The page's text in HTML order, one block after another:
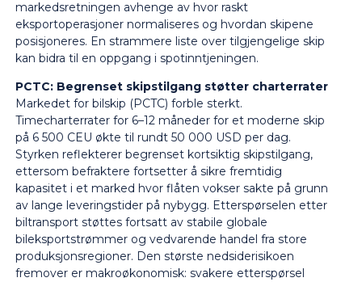
markedsretningen avhenge av hvor raskt
eksportoperasjoner normaliseres og hvordan skipene
posisjoneres. En strammere liste over tilgjengelige skip
kan bidra til en oppgang i spotinntjeningen.
PCTC: Begrenset skipstilgang støtter charterrater
Markedet for bilskip (PCTC) forble sterkt.
Timecharterrater for 6–12 måneder for et moderne skip
på 6 500 CEU økte til rundt 50 000 USD per dag.
Styrken reflekterer begrenset kortsiktig skipstilgang,
ettersom befraktere fortsetter å sikre fremtidig
kapasitet i et marked hvor flåten vokser sakte på grunn
av lange leveringstider på nybygg. Etterspørselen etter
biltransport støttes fortsatt av stabile globale
bileksportstrømmer og vedvarende handel fra store
produksjonsregioner. Den største nedsiderisikoen
fremover er makroøkonomisk: svakere etterspørsel